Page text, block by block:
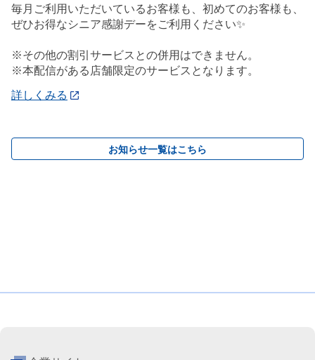
毎月ご利用いただいているお客様も、初めてのお客様も、
ぜひお得なシニア感謝デーをご利用ください✨
※その他の割引サービスとの併用はできません。
※本配信がある店舗限定のサービスとなります。
詳しくみる
お知らせ一覧はこちら